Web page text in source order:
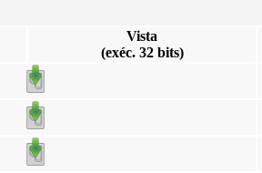
Vista
(exéc. 32 bits)